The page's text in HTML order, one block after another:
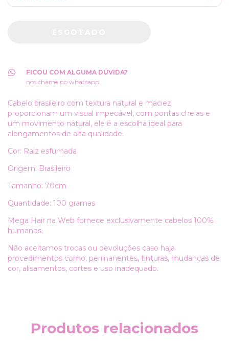
FICOU COM ALGUMA DÚVIDA?
nos chame no whatsapp!
Cabelo brasileiro com textura natural e maciez
proporcionam um visual impecável, com pontas cheias e
um movimento natural, ele é a escolha ideal para
alongamentos de alta qualidade.
Cor: Raiz esfumada
Origem: Brasileiro
Tamanho: 70cm
Quantidade: 100 gramas
Mega Hair na Web fornece exclusivamente cabelos 100%
humanos.
Não aceitamos trocas ou devoluções caso haja
procedimentos como, permanentes, tinturas, mudanças de
cor, alisamentos, cortes e uso inadequado.
Produtos relacionados